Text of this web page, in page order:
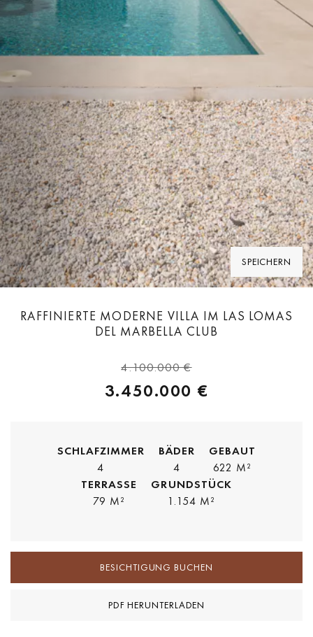
SPEICHERN
RAFFINIERTE MODERNE VILLA IM LAS LOMAS
DEL MARBELLA CLUB
4.100.000 €
3.450.000 €
SCHLAFZIMMER
4
BÄDER
4
GEBAUT
622 M²
TERRASSE
79 M²
GRUNDSTÜCK
1.154 M²
BESICHTIGUNG BUCHEN
PDF HERUNTERLADEN